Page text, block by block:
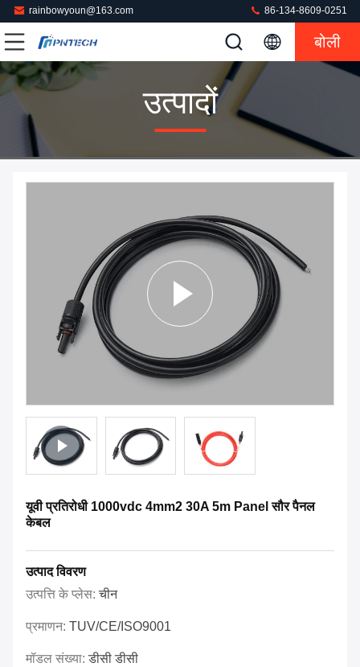
rainbowyoun@163.com 86-134-8609-0251
बोली
उत्पादों
यूवी प्रतिरोधी 1000vdc 4mm2 30A 5m Panel सौर पैनल
केबल
उत्पाद विवरण
उत्पत्ति के प्लेस:चीन
प्रमाणन: TUV/CE/ISO9001
मॉडल संख्या:डीसी डीसी